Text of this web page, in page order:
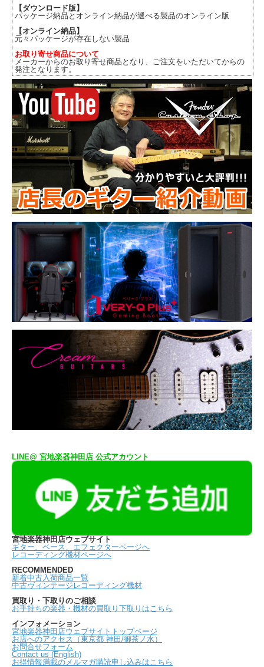
【ダウンロード版】
パッケージ納品とオンライン納品が選べる製品のオンライン版
【オンライン納品】
元々パッケージが存在しない製品
お取り寄せ商品について
メーカーからのお取り寄せ商品となり、ご注文をいただいてからの
発注となります。
LINE@ 宮地楽器神田店 公式アカウント
宮地楽器神田店ウェブサイト
ギター、ベース、エフェクターページへ
レコーディング機材ページへ
RECOMMENDED
新着中古入荷商品一覧
中古ヴィンテージレコーディング機材
買取り・下取りのご相談
お手持ちの楽器・機材の買取り下取りはこちら
インフォメーション
宮地楽器神田店ウェブサイトトップページ
お店へのアクセス（東京都 神田/御茶ノ水）
お問合せフォーム
Contact us (English)
お得情報満載のメルマガ購読申し込みはこちら